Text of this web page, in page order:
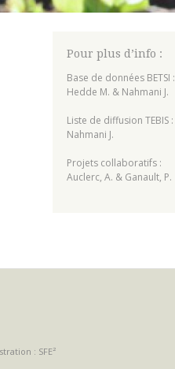
Pour plus d’info :
Base de données BETSI :
Hedde M. & Nahmani J.
Liste de diffusion TEBIS :
Nahmani J.
Projets collaboratifs :
Auclerc, A. & Ganault, P.